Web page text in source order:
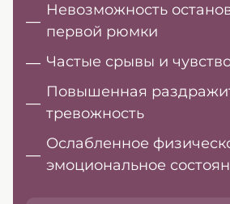
Невозможность
первой рюмки
Частые срывы и
Повышенная
тревожность
Ослабленное
эмоциональное